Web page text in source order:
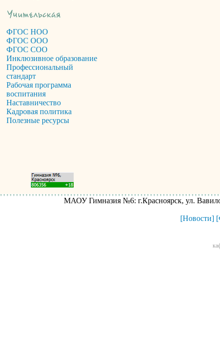
ФГОС НОО
ФГОС ООО
ФГОС СОО
Инклюзивное образование
Профессиональный
стандарт
Рабочая программа
воспитания
Наставничество
Кадровая политика
Полезные ресурсы
МАОУ Гимназия №6: г.Красноярск, ул.
[Новости]